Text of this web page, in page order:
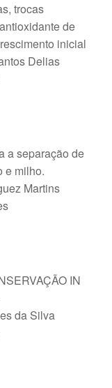
trocas
de
inicial
Delias
a separação de
e milho.
Martins
IN
da Silva